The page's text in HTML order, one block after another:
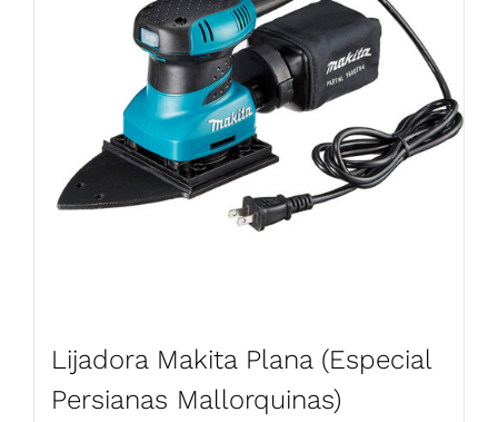
Lijadora Makita Plana (Especial
Persianas Mallorquinas)